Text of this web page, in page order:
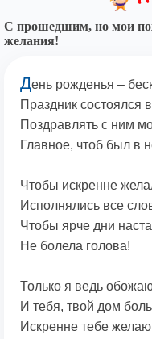
С прошедшим, но мои
желания!
День рожденья –
Праздник состоялся
Поздравлять с ним
Главное, чтоб был в
Чтобы искренне
Исполнялись все
Чтобы ярче дни
Не болела голова!
Только я ведь
И тебя, твой дом
Искренне тебе желаю